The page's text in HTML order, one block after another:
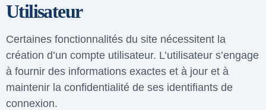
Utilisateur
Certaines fonctionnalités du site nécessitent la
création d’un compte utilisateur. L’utilisateur s’engage
à fournir des informations exactes et à jour et à
maintenir la confidentialité de ses identifiants de
connexion.